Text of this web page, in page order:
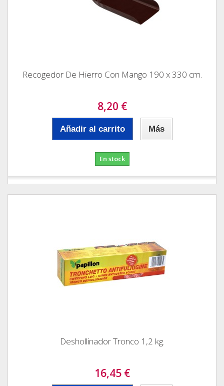
Recogedor De Hierro Con Mango 190 x 330 cm.
8,20 €
Añadir al carrito Más
En stock
Deshollinador Tronco 1,2 kg.
16,45 €